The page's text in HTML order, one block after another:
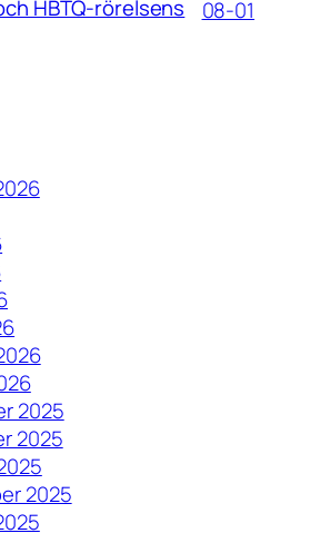
HBTQ-rörelsens 08-01
2025
2025
2025